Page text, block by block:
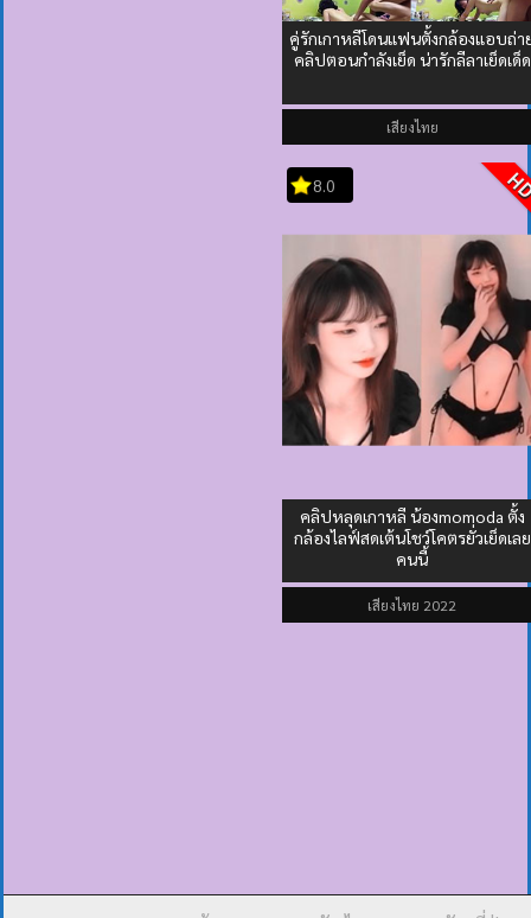
คู่รักเกาหลีโดนแฟนตั้งกล้องแอบถ่า
คลิปตอนกำลังเย็ด น่ารักลีลาเย็ดเด็ด
เสียงไทย
8.0
คลิปหลุดเกาหลี น้องmomoda ตั้ง
กล้องไลฟ์สดเต้นโชว์โคตรยั่วเย็ดเลย
คนนี้
เสียงไทย 2022